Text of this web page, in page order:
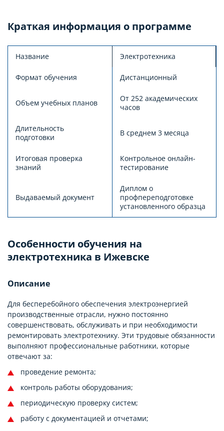
Краткая информация о программе
Название Электротехника
Формат обучения Дистанционный
Объем учебных планов
От 252 академических
часов
Длительность
подготовки
В среднем 3 месяца
Итоговая проверка
знаний
Контрольное онлайн-
тестирование
Выдаваемый документ
Диплом о
профпереподготовке
установленного образца
Особенности обучения на
электротехника в Ижевске
Описание
Для бесперебойного обеспечения электроэнергией
производственные отрасли, нужно постоянно
совершенствовать, обслуживать и при необходимости
ремонтировать электротехнику. Эти трудовые обязанности
выполняют профессиональные работники, которые
отвечают за:
проведение ремонта;
контроль работы оборудования;
периодическую проверку систем;
работу с документацией и отчетами;